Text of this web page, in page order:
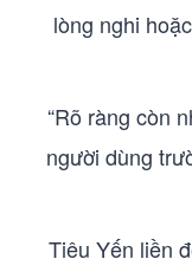
lòng nghi
“Rõ ràng còn
người dùng
Tiêu Yến liền